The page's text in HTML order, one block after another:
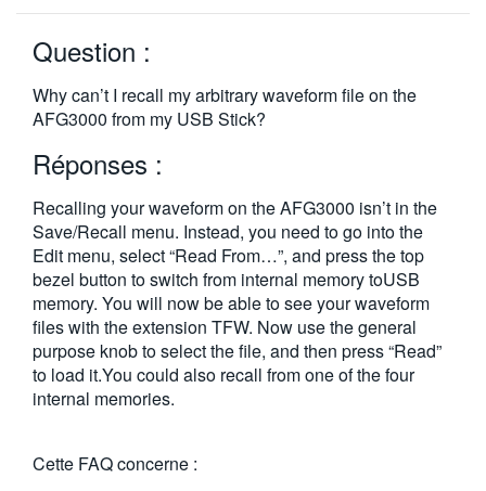
简体中文
日本語
한국어
Question :
Why can’t I recall my arbitrary waveform file on the
AFG3000 from my USB Stick?
Réponses :
Recalling your waveform on the AFG3000 isn’t in the
Save/Recall menu. Instead, you need to go into the
Edit menu, select “Read From…”, and press the top
bezel button to switch from internal memory toUSB
memory. You will now be able to see your waveform
files with the extension TFW. Now use the general
purpose knob to select the file, and then press “Read”
to load it.You could also recall from one of the four
internal memories.
Cette FAQ concerne :